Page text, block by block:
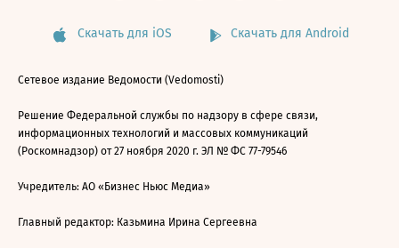
Скачать для iOS Скачать для Android
Сетевое издание Ведомости (Vedomosti)
Решение Федеральной службы по надзору в сфере связи,
информационных технологий и массовых коммуникаций
(Роскомнадзор) от 27 ноября 2020 г. ЭЛ № ФС 77-79546
Учредитель: АО «Бизнес Ньюс Медиа»
Главный редактор: Казьмина Ирина Сергеевна